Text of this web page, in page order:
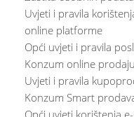
Uvjeti i pravila
online platforme
Opći uvjeti i pravila
Konzum online prodaju
Uvjeti i pravila
Konzum Smart
Opći uvjeti korištenja